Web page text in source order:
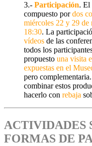
3.- Participación. El
compuesto pordos
miércoles 22 y 29 de
18:30. La
vídeos de las
todos los
propuesto una visita
expuestas en el
pero
combinar estos
hacerlo con rebaja
ACTIVIDADES
FORMAS DE